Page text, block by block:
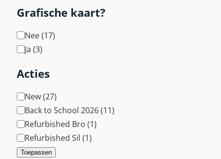
a
r
f
a
m
e
Grafische kaart?
A
p
r
e
g
r
a
f
Nee(17)
Ja(3)
Acties
T
a
g
New(27)
Back to School 2026(11)
Refurbished Bro(1)
Refurbished Sil(1)
Toepassen